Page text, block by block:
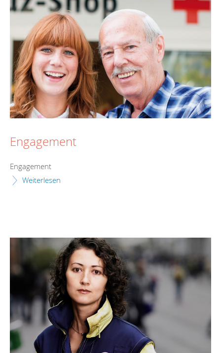
Engagement
Engagement
Weiterlesen